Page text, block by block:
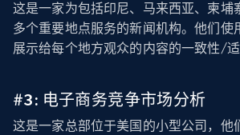
这是一家为包括印尼、马来西亚、柬埔
多个重要地点服务的新闻机构。他们使
展示给每个地方观众的内容的一致性/适
#3: 电子商务竞争市场分析
这是一家总部位于美国的小型公司，他